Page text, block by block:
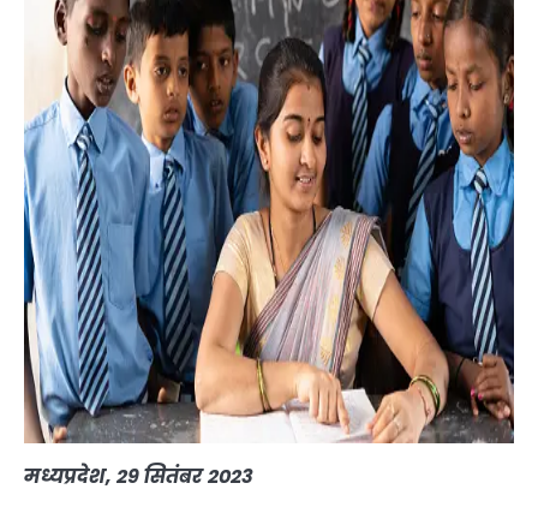
मध्यप्रदेश, 29 सितंबर 2023